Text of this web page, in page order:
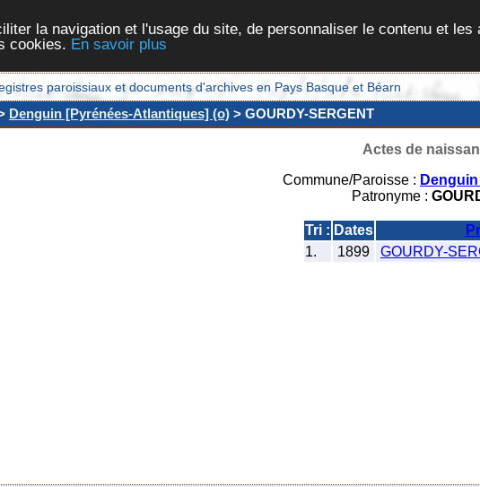
la navigation et l'usage du site, de personnaliser le contenu et
cookies. En savoir plus
paroissiaux et documents d'archives en Pays Basque et Béarn
Denguin [Pyrénées-Atlantiques] (o) > GOURDY-SERGENT
Actes de
Commune/Paroisse :
Patronyme :
Tri : Dates
1.
1899 GOURDY-